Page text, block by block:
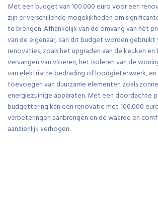
Met een budget van 100.000 euro voor een
zijn er verschillende mogelijkheden om
te brengen. Afhankelijk van de omvang van het
van de eigenaar, kan dit budget worden gebruikt
renovaties, zoals het upgraden van de keuken en
vervangen van vloeren, het isoleren van de
van elektrische bedrading of loodgieterswerk,
toevoegen van duurzame elementen zoals
energiezuinige apparaten. Met een doordachte
budgettering kan een renovatie met 100.000
verbeteringen aanbrengen en de waarde en
aanzienlijk verhogen.